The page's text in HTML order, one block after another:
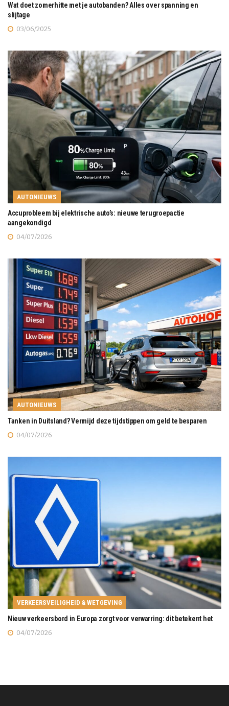
Wat doet zomerhitte met je autobanden? Alles over spanning en
slijtage
03/06/2025
AUTONIEUWS
Accuprobleem bij elektrische auto’s: nieuwe terugroepactie
aangekondigd
04/07/2026
AUTONIEUWS
Tanken in Duitsland? Vermijd deze tijdstippen om geld te besparen
04/07/2026
VERKEERSVEILIGHEID & WETGEVING
Nieuw verkeersbord in Europa zorgt voor verwarring: dit betekent het
04/07/2026